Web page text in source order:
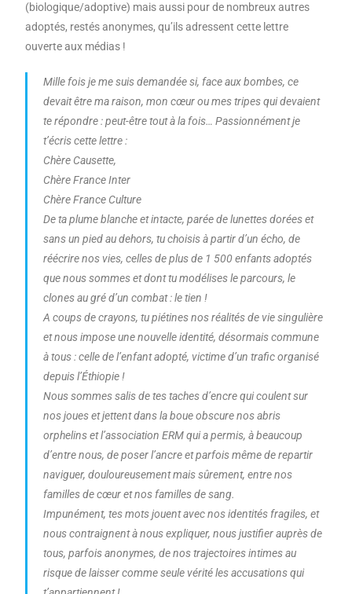
(biologique/adoptive) mais aussi pour de nombreux autres
adoptés, restés anonymes, qu’ils adressent cette lettre
ouverte aux médias !
Mille fois je me suis demandée si, face aux bombes, ce
devait être ma raison, mon cœur ou mes tripes qui devaient
te répondre : peut-être tout à la fois… Passionnément je
t’écris cette lettre :
Chère Causette,
Chère France Inter
Chère France Culture
De ta plume blanche et intacte, parée de lunettes dorées et
sans un pied au dehors, tu choisis à partir d’un écho, de
réécrire nos vies, celles de plus de 1 500 enfants adoptés
que nous sommes et dont tu modélises le parcours, le
clones au gré d’un combat : le tien !
A coups de crayons, tu piétines nos réalités de vie singulière
et nous impose une nouvelle identité, désormais commune
à tous : celle de l’enfant adopté, victime d’un trafic organisé
depuis l’Éthiopie !
Nous sommes salis de tes taches d’encre qui coulent sur
nos joues et jettent dans la boue obscure nos abris
orphelins et l’association ERM qui a permis, à beaucoup
d’entre nous, de poser l’ancre et parfois même de repartir
naviguer, douloureusement mais sûrement, entre nos
familles de cœur et nos familles de sang.
Impunément, tes mots jouent avec nos identités fragiles, et
nous contraignent à nous expliquer, nous justifier auprès de
tous, parfois anonymes, de nos trajectoires intimes au
risque de laisser comme seule vérité les accusations qui